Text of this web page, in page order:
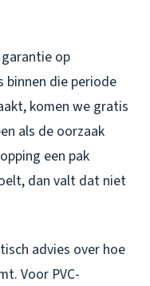
op
die periode
komen we gratis
als de oorzaak
een pak
dan valt dat niet
advies over hoe
Voor PVC-